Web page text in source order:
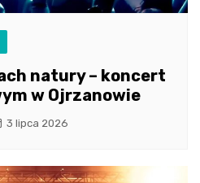
natury – koncert
w Ojrzanowie
3 lipca 2026